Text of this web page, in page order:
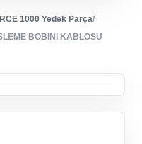
1000 Yedek Parça/
BOBINI KABLOSU